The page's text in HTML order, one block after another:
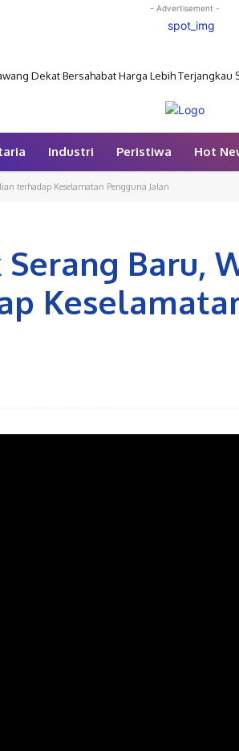
- Advertisement -
Wujudkan Lingkungan Pasar yang Nyaman
Industri Peristiwa Hot
terhadap Keselamatan Pengguna Jalan
Baru,